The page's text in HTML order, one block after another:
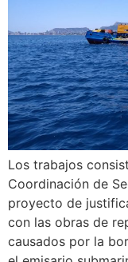
Los trabajos
Coordinación de
proyecto de
con las obras de
causados por la